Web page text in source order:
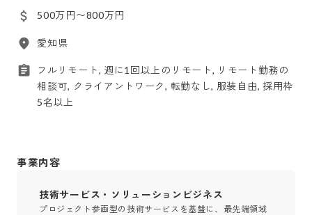
500万円〜800万円
愛知県
フルリモート, 週に1回以上のリモート, リモート勤務の
相談可, クライアントワーク, 転勤なし, 服装自由, 採用枠
5名以上
事業内容
技術サービス・ソリューションビジネス
プロジェクト参画型の技術サービスを基盤に、最先端領域